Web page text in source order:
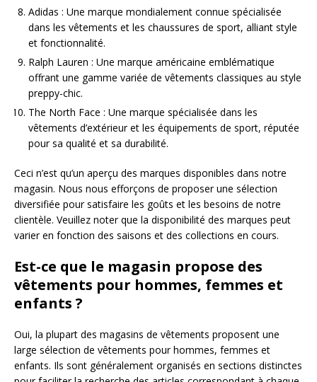
Adidas : Une marque mondialement connue spécialisée
dans les vêtements et les chaussures de sport, alliant style
et fonctionnalité.
Ralph Lauren : Une marque américaine emblématique
offrant une gamme variée de vêtements classiques au style
preppy-chic.
The North Face : Une marque spécialisée dans les
vêtements d’extérieur et les équipements de sport, réputée
pour sa qualité et sa durabilité.
Ceci n’est qu’un aperçu des marques disponibles dans notre
magasin. Nous nous efforçons de proposer une sélection
diversifiée pour satisfaire les goûts et les besoins de notre
clientèle. Veuillez noter que la disponibilité des marques peut
varier en fonction des saisons et des collections en cours.
Est-ce que le magasin propose des
vêtements pour hommes, femmes et
enfants ?
Oui, la plupart des magasins de vêtements proposent une
large sélection de vêtements pour hommes, femmes et
enfants. Ils sont généralement organisés en sections distinctes